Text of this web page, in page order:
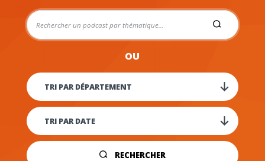
OU
RECHERCHER